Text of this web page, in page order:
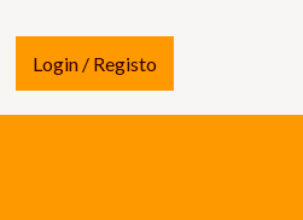
Login / Registo